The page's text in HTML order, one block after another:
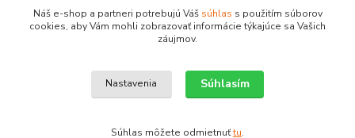
leksunsro@gmail.com
Upravit sběr cookies.
Náš e-shop a partneri potrebujú Váš súhlas s použitím súborov
cookies, aby Vám mohli zobrazovať informácie týkajúce sa Vašich
záujmov.
Nastavenia Súhlasím
Súhlas môžete odmietnuťtu.